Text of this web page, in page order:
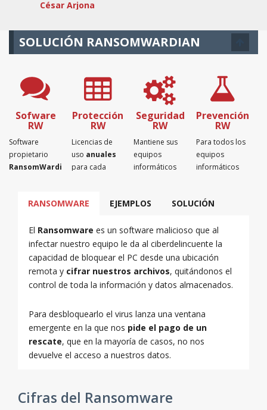
César Arjona
SOLUCIÓN RANSOMWARDIAN
Sofware
RW
Software
propietario
RansomWardian
ordenadores
ransomware.
Protección
RW
Licencias de
uso anuales
para cada
proteger del
Seguridad
RW
Mantiene sus
equipos
informáticos
alcance del
Prevención
RW
Para todos los
equipos
informáticos
Windows
RANSOMWARE EJEMPLOS SOLUCIÓN
El Ransomware es un software malicioso que al
infectar nuestro equipo le da al ciberdelincuente la
capacidad de bloquear el PC desde una ubicación
remota y cifrar nuestros archivos, quitándonos el
control de toda la información y datos almacenados.
Para desbloquearlo el virus lanza una ventana
emergente en la que nos pide el pago de un
rescate, que en la mayoría de casos, no nos
devuelve el acceso a nuestros datos.
Cifras del Ransomware